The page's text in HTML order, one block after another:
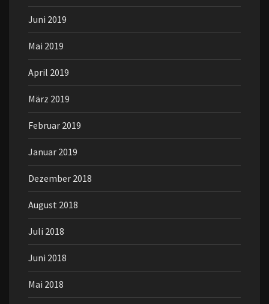
Juni 2019
Mai 2019
April 2019
März 2019
Februar 2019
Januar 2019
Dezember 2018
August 2018
Juli 2018
Juni 2018
Mai 2018